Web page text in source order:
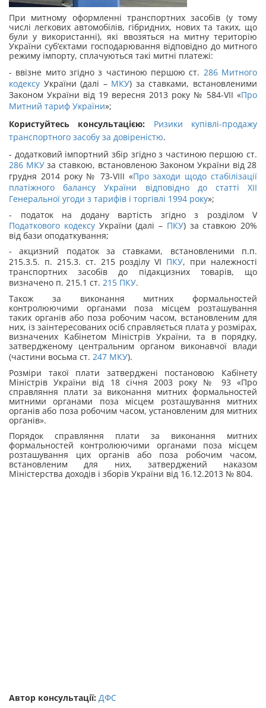
При митному оформленні транспортних засобів (у тому
числі легкових автомобілів, гібридних, нових та таких, що
були у використанні), які ввозяться на митну територію
України суб‘єктами господарювання відповідно до митного
режиму імпорту, сплачуються такі митні платежі:
- ввізне мито згідно з частиною першою ст. 286 Митного
кодексу України (далі – МКУ) за ставками, встановленими
Законом України від 19 вересня 2013 року № 584-VІІ «Про
Митний тариф України»;
Користуйтесь консультацією:
Ризики купівлі-продажу
транспортного засобу за довіреністю.
- додатковий імпортний збір згідно з частиною першою ст.
286 МКУза ставкою, встановленою Законом України від 28
грудня 2014 року № 73-VIII «Про заходи щодо стабілізації
платіжного балансу України відповідно до статті XII
Генеральної угоди з тарифів і торгівлі 1994 року»;
- податок на додану вартість згідно з розділом V
Податкового кодексуУкраїни (далі – ПКУ) за ставкою 20%
від бази оподаткування;
- акцизний податок за ставками, встановленими п.п.
215.3.5. п. 215.3. ст. 215 розділу VI ПКУ, при належності
транспортних засобів до підакцизних товарів, що
визначено п. 215.1 ст. 215 ПКУ.
Також за виконання митних формальностей
контролюючими органами поза місцем розташування
таких органів або поза робочим часом, встановленим для
них, із заінтересованих осіб справляється плата у розмірах,
визначених Кабінетом Міністрів України, та в порядку,
затвердженому центральним органом виконавчої влади
(частини восьма ст. 247 МКУ).
Розміри такої плати затверджені постановою Кабінету
Міністрів України від 18 січня 2003 року № 93 «Про
справляння плати за виконання митних формальностей
митними органами поза місцем розташування митних
органів або поза робочим часом, установленим для митних
органів».
Порядок справляння плати за виконання митних
формальностей контролюючими органами поза місцем
розташування цих органів або поза робочим часом,
встановленим для них, затверджений наказом
Міністерства доходів і зборів України від 16.12.2013 № 804.
Автор консультації: ДФС